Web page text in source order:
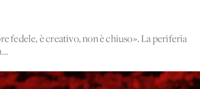
fedele, è creativo, non è chiuso». La periferia